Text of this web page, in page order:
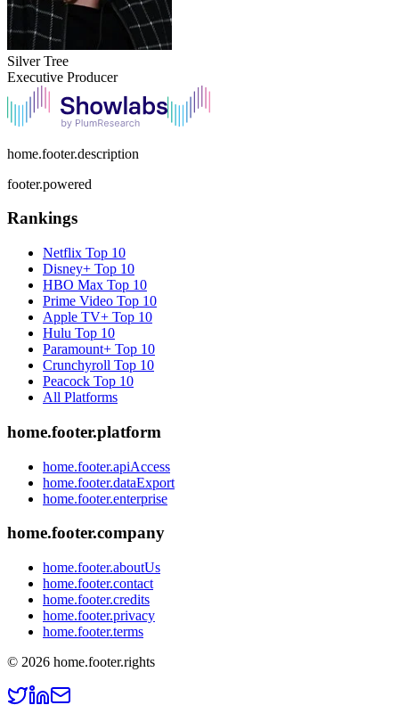
Silver Tree
Executive Producer
home.footer.description
footer.powered
Rankings
Netflix Top 10
Disney+ Top 10
HBO Max Top 10
Prime Video Top 10
Apple TV+ Top 10
Hulu Top 10
Paramount+ Top 10
Crunchyroll Top 10
Peacock Top 10
All Platforms
home.footer.platform
home.footer.apiAccess
home.footer.dataExport
home.footer.enterprise
home.footer.company
home.footer.aboutUs
home.footer.contact
home.footer.credits
home.footer.privacy
home.footer.terms
© 2026 home.footer.rights